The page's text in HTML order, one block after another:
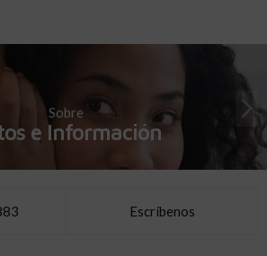
Sobre
e Información
Escríbenos